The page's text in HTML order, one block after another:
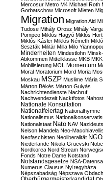
Mercosur Metro M4 Michael Roth
Gorbatschow Microsoft Mieten
Migration Migration Aid
Tudose Mihály Orosz Mihály
Pompeo Miklós Hagyó Miklós
Miklós Kásler Miklós Németh
Seszták Militär Milla Milo
Minderheiten Mindestlohn Minsk-
Abkommen Mittelklasse MKB
Mobilisierung MOL Momentum
Moral Moratorium Mord Moria
Moskau MSZP Muslime Mária
Márton Békés Márton Gulyás
Nachrichtendienste Nachruf
Nachwendezeit Nacktfotos
Nationale Konsultation
Nationalfeiertag Nationalhymne
Nationalismus
Nationalstaat Nato NAV
Nelson Mandela Neo-
Neofaschisten Neoliberalität
Niederlande Nikola Gruevski
Nordkorea Nord Stream
Fonds Notre Dame Notstand
Notstandsgesetze NSA-
Numerus Clausus Nyíregyháza
Népszabadság Népszava